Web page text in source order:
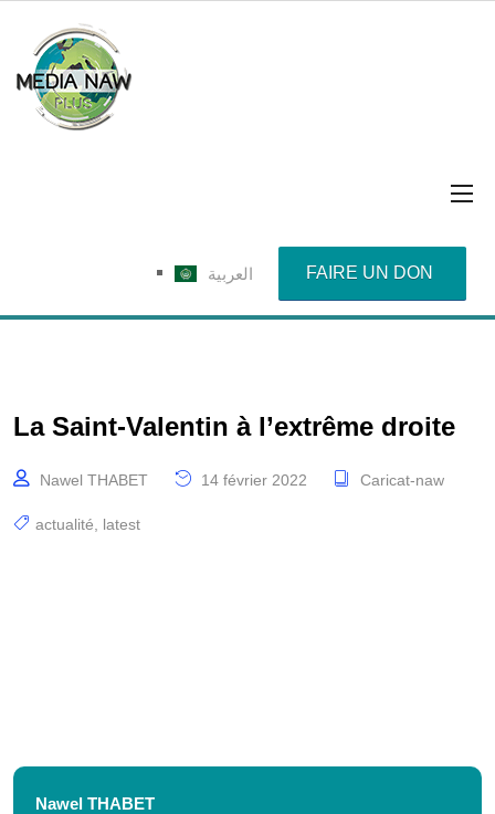
العربية FAIRE UN DON
La Saint-Valentin à l’extrême droite
Nawel THABET 14 février 2022 Caricat-naw
actualité latest
Nawel THABET